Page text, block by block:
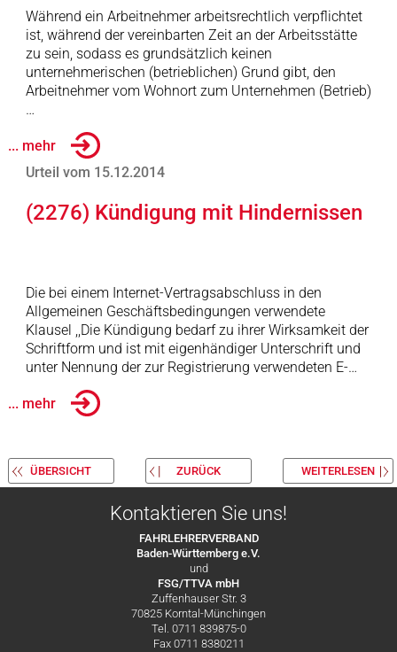
Während ein Arbeitnehmer arbeitsrechtlich verpflichtet
ist, während der vereinbarten Zeit an der Arbeitsstätte
zu sein, sodass es grundsätzlich keinen
unternehmerischen (betrieblichen) Grund gibt, den
Arbeitnehmer vom Wohnort zum Unternehmen (Betrieb)
…
... mehr
Urteil vom 15.12.2014
(2276) Kündigung mit Hindernissen
Die bei einem Internet-Vertragsabschluss in den
Allgemeinen Geschäftsbedingungen verwendete
Klausel ,,Die Kündigung bedarf zu ihrer Wirksamkeit der
Schriftform und ist mit eigenhändiger Unterschrift und
unter Nennung der zur Registrierung verwendeten E-…
... mehr
ÜBERSICHT ZURÜCK WEITERLESEN
Kontaktieren Sie uns!
FAHRLEHRERVERBAND
Baden-Württemberg e.V.
und
FSG/TTVA mbH
Zuffenhauser Str. 3
70825 Korntal-Münchingen
Tel. 0711 839875-0
Fax 0711 8380211